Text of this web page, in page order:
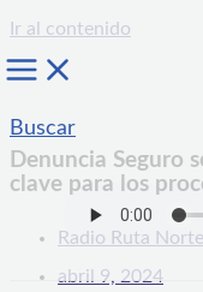
Ir al contenido
Buscar
Denuncia Seguro
clave para los
Radio Ruta Norte
abril 9, 2024